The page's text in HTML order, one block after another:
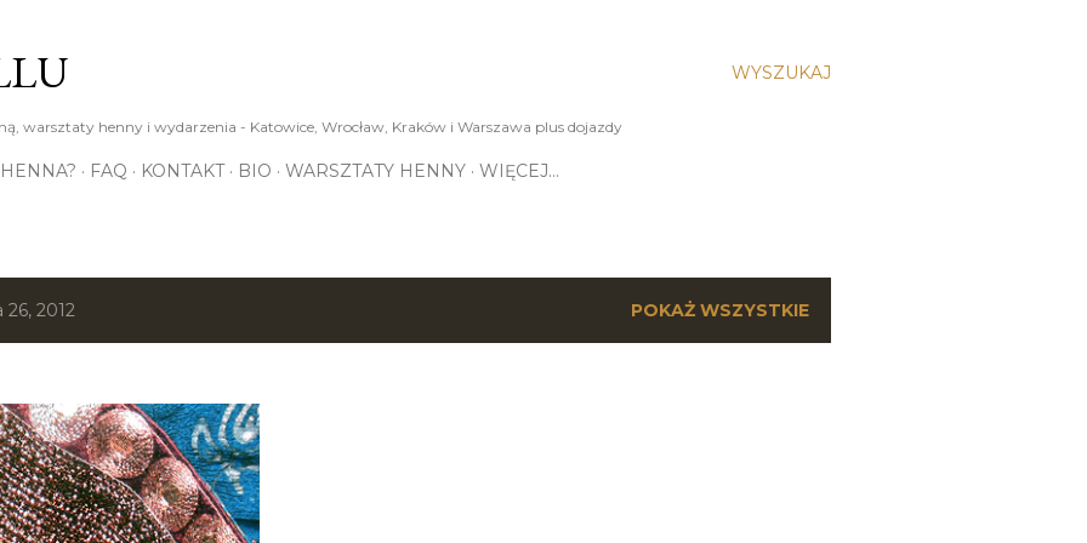
WYSZUKAJ
warsztaty henny i wydarzenia - Katowice, Wrocław, Kraków i Warszawa plus dojazdy
FAQ KONTAKT BIO WARSZTATY HENNY WIĘCEJ…
2012 POKAŻ WSZYSTKIE